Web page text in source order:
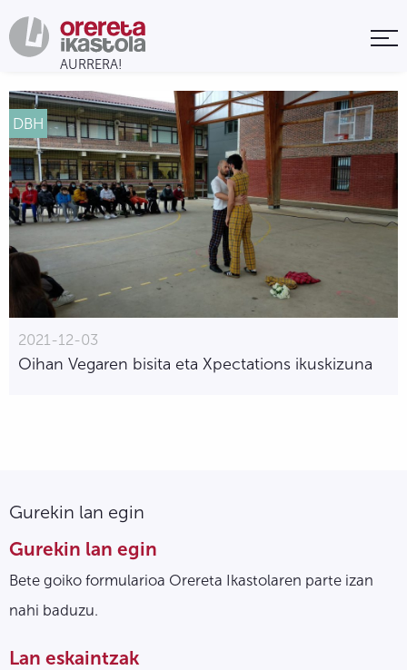
DBH
2021-12-03
Oihan Vegaren bisita eta Xpectations ikuskizuna
Gurekin lan egin
Gurekin lan egin
Bete goiko formularioa Orereta Ikastolaren parte izan
nahi baduzu.
Lan eskaintzak